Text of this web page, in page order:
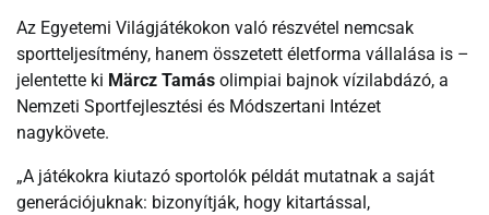
Az Egyetemi Világjátékokon való részvétel nemcsak
sportteljesítmény, hanem összetett életforma vállalása is –
jelentette ki Märcz Tamás olimpiai bajnok vízilabdázó, a
Nemzeti Sportfejlesztési és Módszertani Intézet
nagykövete.
„A játékokra kiutazó sportolók példát mutatnak a saját
generációjuknak: bizonyítják, hogy kitartással,